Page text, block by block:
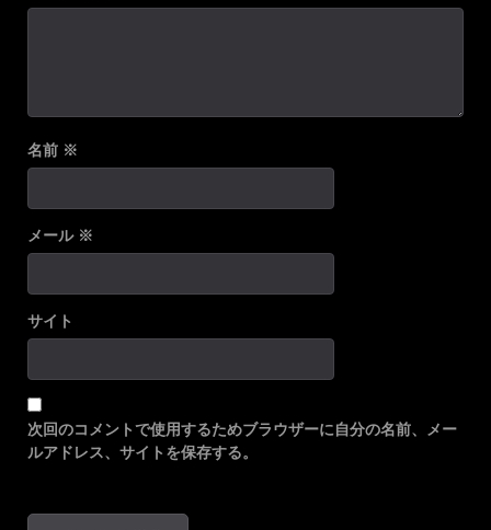
名前 ※
メール ※
サイト
次回のコメントで使用するためブラウザーに自分の名前、メー
ルアドレス、サイトを保存する。